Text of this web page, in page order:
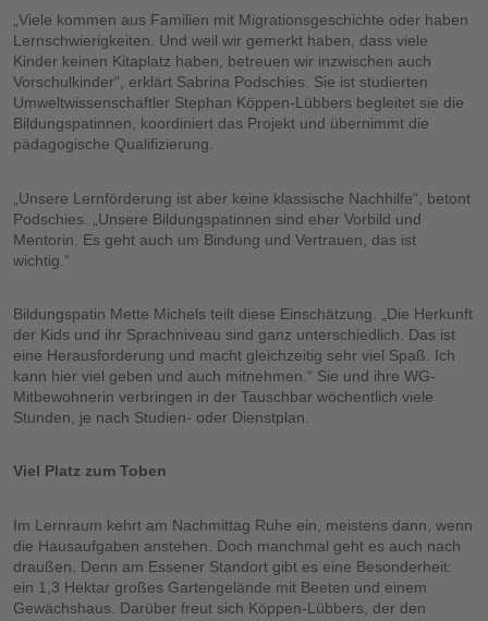
„Viele kommen aus Familien mit Migrationsgeschichte oder haben
Lernschwierigkeiten. Und weil wir gemerkt haben, dass viele
Kinder keinen Kitaplatz haben, betreuen wir inzwischen auch
Vorschulkinder“, erklärt Sabrina Podschies. Sie ist studierten
Umweltwissenschaftler Stephan Köppen-Lübbers begleitet sie die
Bildungspatinnen, koordiniert das Projekt und übernimmt die
pädagogische Qualifizierung.
„Unsere Lernförderung ist aber keine klassische Nachhilfe“, betont
Podschies. „Unsere Bildungspatinnen sind eher Vorbild und
Mentorin. Es geht auch um Bindung und Vertrauen, das ist
wichtig.“
Bildungspatin Mette Michels teilt diese Einschätzung. „Die Herkunft
der Kids und ihr Sprachniveau sind ganz unterschiedlich. Das ist
eine Herausforderung und macht gleichzeitig sehr viel Spaß. Ich
kann hier viel geben und auch mitnehmen.“ Sie und ihre WG-
Mitbewohnerin verbringen in der Tauschbar wöchentlich viele
Stunden, je nach Studien- oder Dienstplan.
Viel Platz zum Toben
Im Lernraum kehrt am Nachmittag Ruhe ein, meistens dann, wenn
die Hausaufgaben anstehen. Doch manchmal geht es auch nach
draußen. Denn am Essener Standort gibt es eine Besonderheit:
ein 1,3 Hektar großes Gartengelände mit Beeten und einem
Gewächshaus. Darüber freut sich Köppen-Lübbers, der den